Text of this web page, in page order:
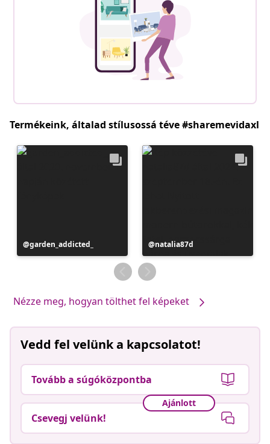
Termékeink, általad stílusossá téve #sharemevidaxl
Bejegyzés
közzétevője
garden_addicted_
Bejegyzés
közzétevője
natalia87d
Nézze meg, hogyan tölthet fel képeket
Vedd fel velünk a kapcsolatot!
Tovább a súgóközpontba
Ajánlott
Csevegj velünk!